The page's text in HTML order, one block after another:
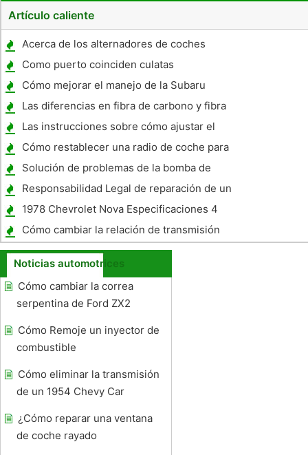
Artículo caliente
Acerca de los alternadores de coches
Como puerto coinciden culatas
Cómo mejorar el manejo de la Subaru
Forester 2006
Las diferencias en fibra de carbono y fibra
de vidrio Cascos
Las instrucciones sobre cómo ajustar el
reloj en un Chevy Rastreador
Cómo restablecer una radio de coche para
un Grand Am 2000
Solución de problemas de la bomba de
gasolina en 1995 960 Volvo
Responsabilidad Legal de reparación de un
coche personal utilizado para el trabajo
1978 Chevrolet Nova Especificaciones 4
puertas
Cómo cambiar la relación de transmisión
Eje De 3,73-4,10
Noticias automotrices
Cómo cambiar la correa
serpentina de Ford ZX2
Cómo Remoje un inyector de
combustible
Cómo eliminar la transmisión
de un 1954 Chevy Car
¿Cómo reparar una ventana
de coche rayado